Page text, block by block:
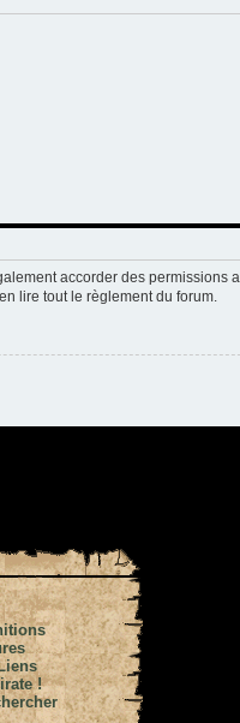
accorder des permissions
lire tout le règlement du forum.
!